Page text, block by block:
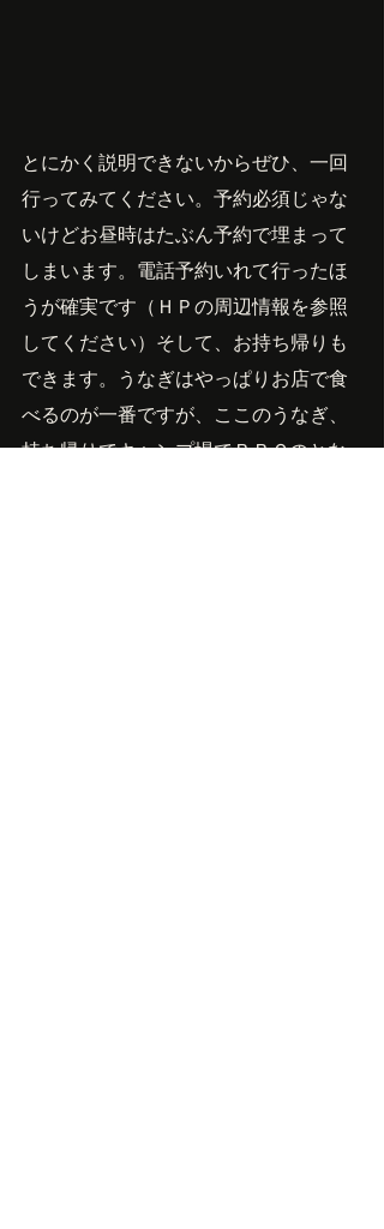
とにかく説明できないからぜひ、一回
行ってみてください。予約必須じゃな
いけどお昼時はたぶん予約で埋まって
しまいます。電話予約いれて行ったほ
うが確実です（ＨＰの周辺情報を参照
してください）そして、お持ち帰りも
できます。うなぎはやっぱりお店で食
べるのが一番ですが、ここのうなぎ、
持ち帰りでキャンプ場でＢＢＱのとな